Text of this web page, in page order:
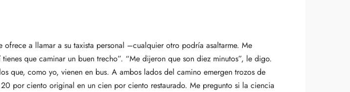
a llamar a su taxista personal –cualquier otro podría asaltarme. Me
que caminar un buen trecho”. “Me dijeron que son diez minutos”, le digo.
que, como yo, vienen en bus. A ambos lados del camino emergen trozos de
por ciento original en un cien por ciento restaurado. Me pregunto si la ciencia